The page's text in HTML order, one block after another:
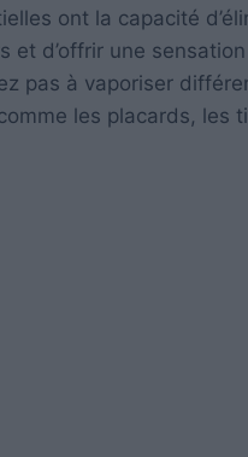
ont la capacité
et d’offrir une
pas à vaporiser
les placards, les